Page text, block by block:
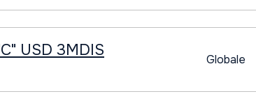
USD 3MDIS Globale